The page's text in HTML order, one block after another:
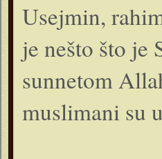
Usejmin,
je nešto što
sunnetom
muslimani su